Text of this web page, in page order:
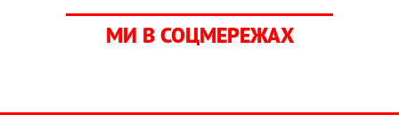
МИ В СОЦМЕРЕЖАХ